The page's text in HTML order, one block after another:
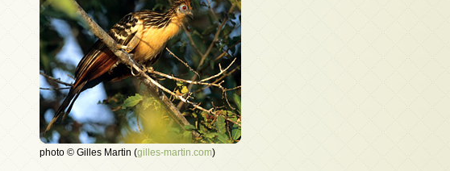
photo © Gilles Martin (gilles-martin.com)